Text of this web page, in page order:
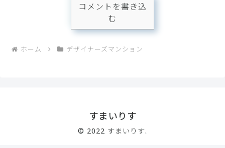
コメントを書き込
む
ホーム デザイナーズマンション
すまいりす
© 2022 すまいりす.